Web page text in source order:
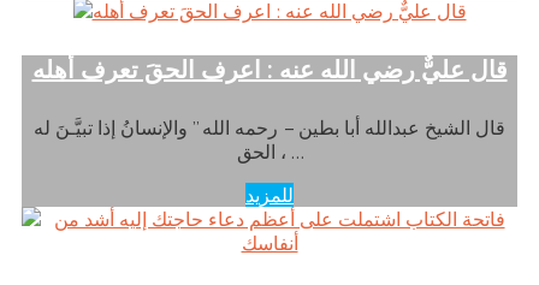
قال عليٌّ رضي الله عنه : اعرف الحقَ تعرف أهله
قال الشيخ عبدالله أبا بطين – رحمه الله ” والإنسانُ إذا تبيَّـنَ له
الحق ، …
للمزيد